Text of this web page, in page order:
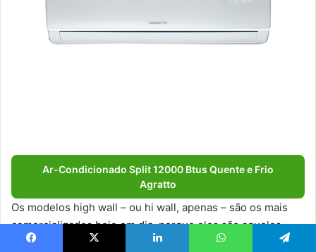
Ar-Condicionado Split 12000 Btus Quente e Frio
Agratto
Os modelos high wall – ou hi wall, apenas – são os mais
comercializados hoje em dia, porque eles são aqueles
tipos de equipamentos que são posicionados no topo da